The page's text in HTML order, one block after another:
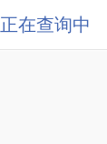
正在查询中